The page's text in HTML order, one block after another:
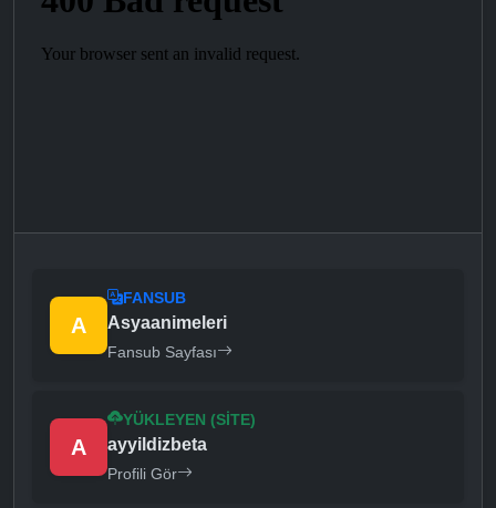
A
FANSUB
Asyaanimeleri
Fansub Sayfası
A
YÜKLEYEN (SITE)
ayyildizbeta
Profili Gör